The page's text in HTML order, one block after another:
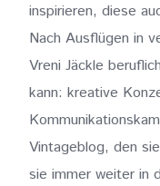
inspirieren, diese
Nach Ausflügen in
Vreni Jäckle
kann: kreative
Vintageblog, den
sie immer weiter in